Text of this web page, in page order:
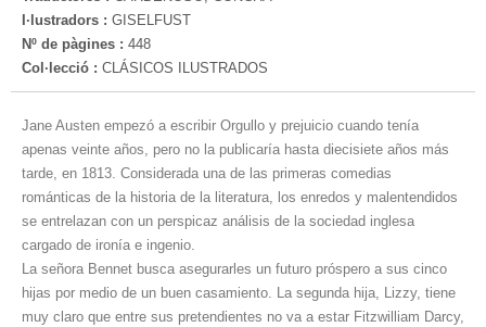
I·lustradors : GISELFUST
Nº de pàgines : 448
Col·lecció : CLÁSICOS ILUSTRADOS
Jane Austen empezó a escribir Orgullo y prejuicio cuando tenía
apenas veinte años, pero no la publicaría hasta diecisiete años más
tarde, en 1813. Considerada una de las primeras comedias
románticas de la historia de la literatura, los enredos y malentendidos
se entrelazan con un perspicaz análisis de la sociedad inglesa
cargado de ironía e ingenio.
La señora Bennet busca asegurarles un futuro próspero a sus cinco
hijas por medio de un buen casamiento. La segunda hija, Lizzy, tiene
muy claro que entre sus pretendientes no va a estar Fitzwilliam Darcy,